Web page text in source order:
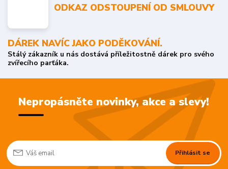
ODKAZ ODSTOUPENÍ OD SMLOUVY
DÁREK NAVÍC JAKO PODĚKOVÁNÍ.
Stálý zákazník u nás dostává příležitostně dárek pro svého
zvířecího parťáka.
Nepropásněte novinky, akce a slevy!
Přihlásit se